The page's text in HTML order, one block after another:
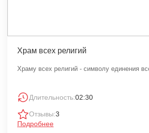
Храм всех религий
Храму всех религий - символу единения
Длительность:02:30
Отзывы:3
Подробнее